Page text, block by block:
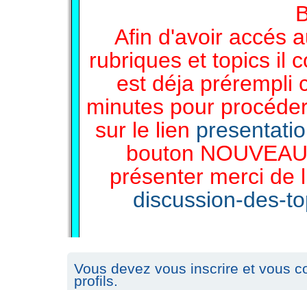
Afin d'avoir accés
rubriques et topics il
est déja prérempli
minutes pour
sur le lien
bouton
présenter merci de
discussion-des-
Vous devez vous inscrire et vous
profils.